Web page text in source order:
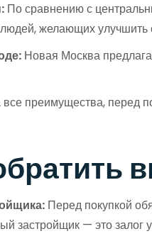
По сравнению с
желающих
Новая Москва
преимущества, перед
Перед покупкой
застройщик — это залог